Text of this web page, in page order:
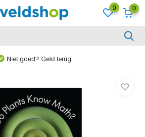
0 0
Niet goed? Geld terug